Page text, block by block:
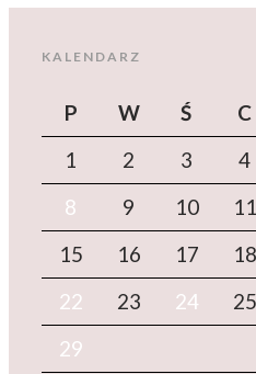
KALENDARZ
P W Ś C
1
2 3 4
8
9 10 11
15
16 17 18
22
23 24 25
29